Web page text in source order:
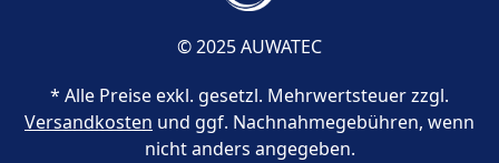
© 2025 AUWATEC
* Alle Preise exkl. gesetzl. Mehrwertsteuer zzgl.
Versandkosten und ggf. Nachnahmegebühren, wenn
nicht anders angegeben.